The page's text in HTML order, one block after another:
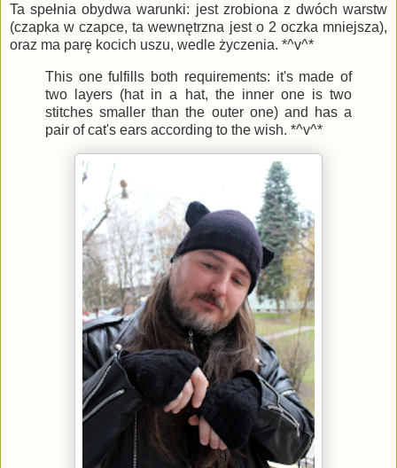
Ta spełnia obydwa warunki: jest zrobiona z dwóch warstw
(czapka w czapce, ta wewnętrzna jest o 2 oczka mniejsza),
oraz ma parę kocich uszu, wedle życzenia. *^v^*
This one fulfills both requirements: it's made of
two layers (hat in a hat, the inner one is two
stitches smaller than the outer one) and has a
pair of cat's ears according to the wish. *^v^*